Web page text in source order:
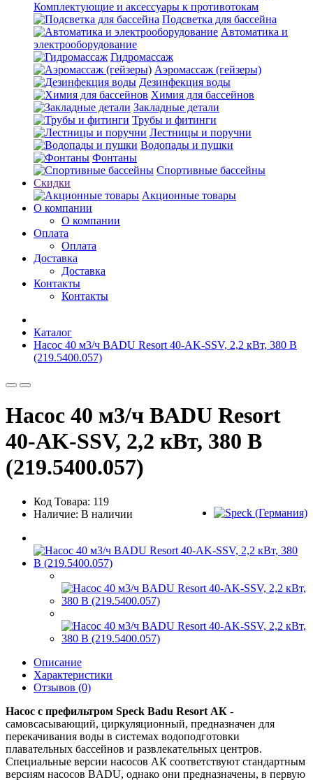
Комплектующие и аксессуары к противотокам
Подсветка для бассейна
Автоматика и
электрооборудование
Гидромассаж
Аэромассаж (гейзеры)
Дезинфекция воды
Химия для бассейнов
Закладные детали
Трубы и фитинги
Лестницы и поручни
Водопады и пушки
Фонтаны
Спортивные бассейны
Скидки
Акционные товары
О компании
О компании
Оплата
Оплата
Доставка
Доставка
Контакты
Контакты
Каталог
Насос 40 м3/ч BADU Resort 40-AK-SSV, 2,2 кВт, 380 В
(219.5400.057)
Насос 40 м3/ч BADU Resort
40-AK-SSV, 2,2 кВт, 380 В
(219.5400.057)
Код Товара: 119
Наличие: В наличии
Описание
Характеристики
Отзывов (0)
Насос с префильтром Speck Badu Resort АК -
самовсасывающий, циркуляционный, предназначен для
перекачивания воды в системах водоподготовки
плавательных бассейнов и развлекательных центров.
Специальные версии насосов АК соответствуют стандартным
версиям насосов BADU, однако они предназначены, в первую